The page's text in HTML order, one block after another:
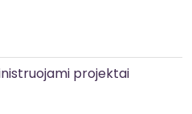
projektai